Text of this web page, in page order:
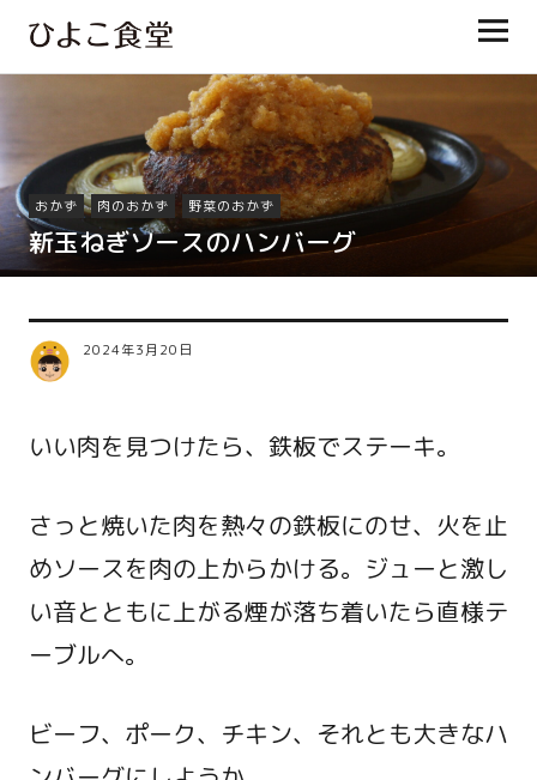
ひよこ食堂
おかず 肉のおかず 野菜のおかず
新玉ねぎソースのハンバーグ
2024年3月20日
いい肉を見つけたら、鉄板でステーキ。
さっと焼いた肉を熱々の鉄板にのせ、火を止
めソースを肉の上からかける。ジューと激し
い音とともに上がる煙が落ち着いたら直様テ
ーブルへ。
ビーフ、ポーク、チキン、それとも大きなハ